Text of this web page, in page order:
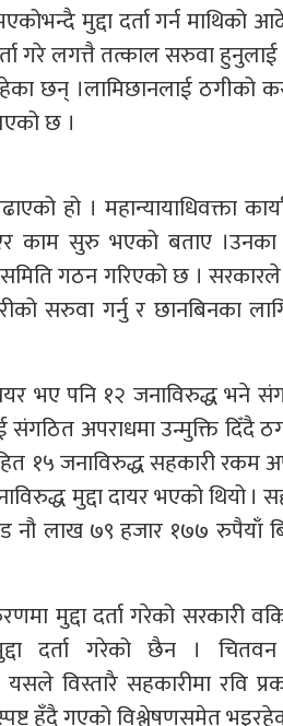
मुद्दा दर्ता गर्न माथिको
गरे लगत्तै तत्काल सरुवा हुनुलाई
छन् ।लामिछानलाई ठगीको
छ ।
हो । महान्यायाधिवक्ता
काम सुरु भएको बताए
समिति गठन गरिएको छ ।
सरुवा गर्नु र छानबिनका
भए पनि १२ जनाविरुद्ध भने
अपराधमा उन्मुक्ति दिँदै
१५ जनाविरुद्ध सहकारी
मुद्दा दायर भएको थियो ।
नौ लाख ७९ हजार १७७ रुपैयाँ
मुद्दा दर्ता गरेको सरकारी
दर्ता गरेको छैन ।
यसले विस्तारै सहकारीमा रवि
हुँदै गएको विश्लेषणसमेत